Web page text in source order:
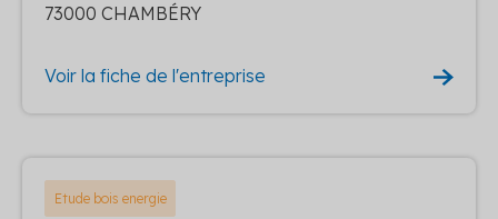
73000 CHAMBÉRY
Voir la fiche de l'entreprise
Etude bois energie